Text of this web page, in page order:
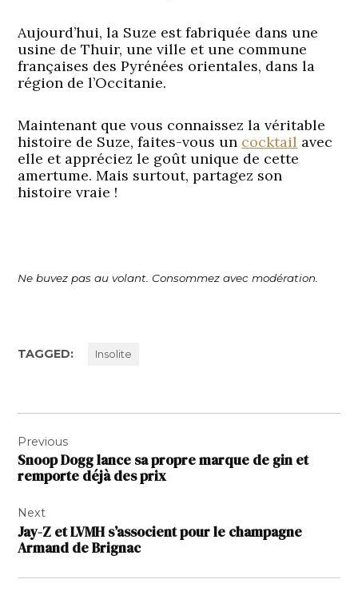
Aujourd’hui, la Suze est fabriquée dans une
usine de Thuir, une ville et une commune
françaises des Pyrénées orientales, dans la
région de l’Occitanie.
Maintenant que vous connaissez la véritable
histoire de Suze, faites-vous un cocktail avec
elle et appréciez le goût unique de cette
amertume. Mais surtout, partagez son
histoire vraie !
Ne buvez pas au volant. Consommez avec modération.
TAGGED: Insolite
de
l’article
Previous
Snoop Dogg lance sa propre marque de gin et
remporte déjà des prix
Next
Jay-Z et LVMH s’associent pour le champagne
Armand de Brignac